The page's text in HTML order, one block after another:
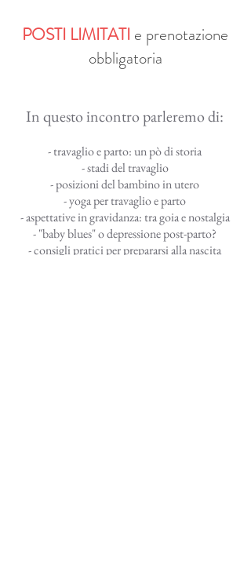
POSTI LIMITATI e prenotazione
obbligatoria
In questo incontro parleremo di:
- travaglio e parto: un pò di storia
- stadi del travaglio
- posizioni del bambino in utero
- yoga per travaglio e parto
- aspettative in gravidanza: tra goia e nostalgia
- "baby blues" o depressione post-parto?
- consigli pratici per prepararsi alla nascita